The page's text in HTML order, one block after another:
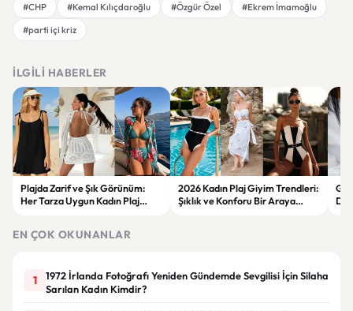
#CHP #Kemal Kılıçdaroğlu #Özgür Özel
#Ekrem İmamoğlu
#parti içi kriz
İLGILI HABERLER
Plajda Zarif ve Şık Görünüm:
Her Tarza Uygun Kadın Plaj
2026 Kadın Plaj Giyim Trendleri:
Şıklık ve Konforu Bir Araya
EN ÇOK OKUNANLAR
1
1972 İrlanda Fotoğrafı Yeniden Gündemde Sevgilisi İçin Silaha
Sarılan Kadın Kimdir?